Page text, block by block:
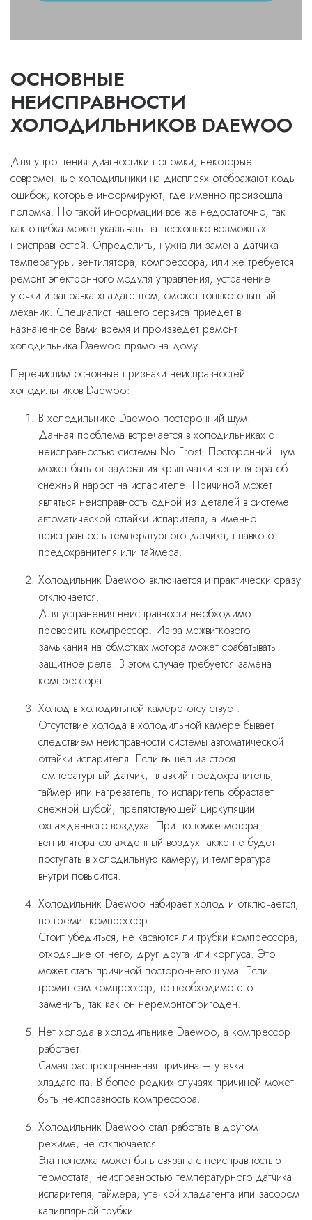
ОСНОВНЫЕ
НЕИСПРАВНОСТИ
ХОЛОДИЛЬНИКОВ DAEWOO
Для упрощения диагностики поломки, некоторые
современные холодильники на дисплеях отображают коды
ошибок, которые информируют, где именно произошла
поломка. Но такой информации все же недостаточно, так
как ошибка может указывать на несколько возможных
неисправностей. Определить, нужна ли замена датчика
температуры, вентилятора, компрессора, или же требуется
ремонт электронного модуля управления, устранение
утечки и заправка хладагентом, сможет только опытный
механик. Специалист нашего сервиса приедет в
назначенное Вами время и произведет ремонт
холодильника Daewoo прямо на дому.
Перечислим основные признаки неисправностей
холодильников Daewoo:
В холодильнике Daewoo посторонний шум.
Данная проблема встречается в холодильниках с
неисправностью системы No Frost. Посторонний шум
может быть от задевания крыльчатки вентилятора об
снежный нарост на испарителе. Причиной может
являться неисправность одной из деталей в системе
автоматической оттайки испарителя, а именно
неисправность температурного датчика, плавкого
предохранителя или таймера.
Холодильник Daewoo включается и практически сразу
отключается.
Для устранения неисправности необходимо
проверить компрессор. Из-за межвиткового
замыкания на обмотках мотора может срабатывать
защитное реле. В этом случае требуется замена
компрессора.
Холод в холодильной камере отсутствует.
Отсутствие холода в холодильной камере бывает
следствием неисправности системы автоматической
оттайки испарителя. Если вышел из строя
температурный датчик, плавкий предохранитель,
таймер или нагреватель, то испаритель обрастает
снежной шубой, препятствующей циркуляции
охлажденного воздуха. При поломке мотора
вентилятора охлажденный воздух также не будет
поступать в холодильную камеру, и температура
внутри повысится.
Холодильник Daewoo набирает холод и отключается,
но гремит компрессор.
Стоит убедиться, не касаются ли трубки компрессора,
отходящие от него, друг друга или корпуса. Это
может стать причиной постороннего шума. Если
гремит сам компрессор, то необходимо его
заменить, так как он неремонтопригоден.
Нет холода в холодильнике Daewoo, а компрессор
работает.
Самая распространенная причина – утечка
хладагента. В более редких случаях причиной может
быть неисправность компрессора.
Холодильник Daewoo стал работать в другом
режиме, не отключается.
Эта поломка может быть связана с неисправностью
термостата, неисправностью температурного датчика
испарителя, таймера, утечкой хладагента или засором
капиллярной трубки.